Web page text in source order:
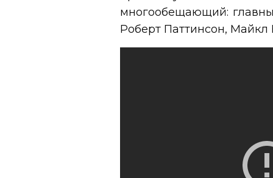
многообещающий:
Роберт Паттинсон,